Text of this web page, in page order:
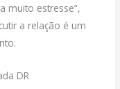
muito estresse”,
a relação é um
DR